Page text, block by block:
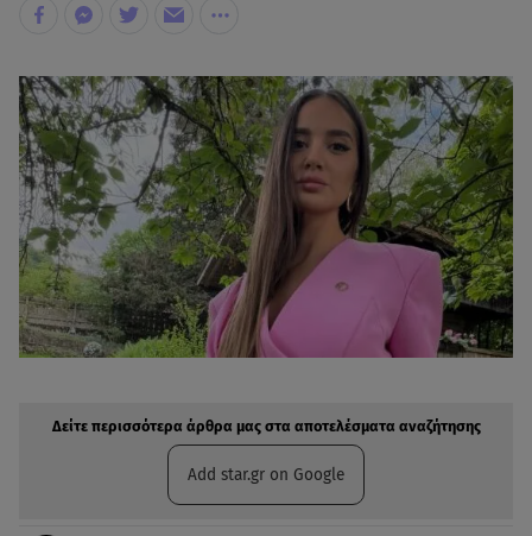
Δείτε περισσότερα άρθρα μας στα αποτελέσματα αναζήτησης
Add star.gr on Google